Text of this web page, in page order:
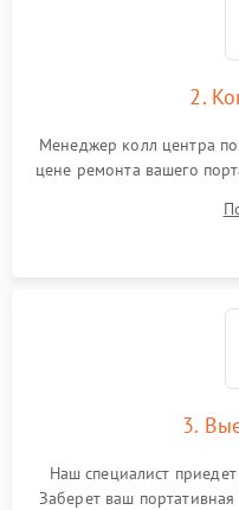
2.
Менеджер колл центра
цене ремонта вашего
3.
Наш специалист
Заберет ваш